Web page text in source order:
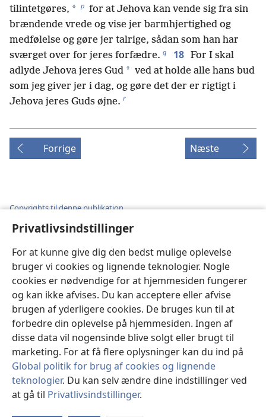
Privatlivsindstillinger
For at kunne give dig den bedst mulige oplevelse
bruger vi cookies og lignende teknologier. Nogle
cookies er nødvendige for at hjemmesiden fungerer
og kan ikke afvises. Du kan acceptere eller afvise
brugen af yderligere cookies. De bruges kun til at
forbedre din oplevelse på hjemmesiden. Ingen af
disse data vil nogensinde blive solgt eller brugt til
marketing. For at få flere oplysninger kan du ind på
Global politik for brug af cookies og lignende
teknologier. Du kan selv ændre dine indstillinger ved
at gå til Privatlivsindstillinger.
tilintetgøres, * p for at Jehova kan vende sig fra sin
brændende vrede og vise jer barmhjertighed og
medfølelse og gøre jer talrige, sådan som han har
sværget over for jeres forfædre. q 18 For I skal
adlyde Jehova jeres Gud * ved at holde alle hans bud
som jeg giver jer i dag, og gøre det der er rigtigt i
Jehova jeres Guds øjne. r
Forrige Næste
Copyrights til denne publikation
Copyright©2026Watch Tower Bible and Tract Society of
ANVENDELSESVILKÅR|PRIVATLIVSPOLITIK|
PRIVATLIVSINDSTILLINGER